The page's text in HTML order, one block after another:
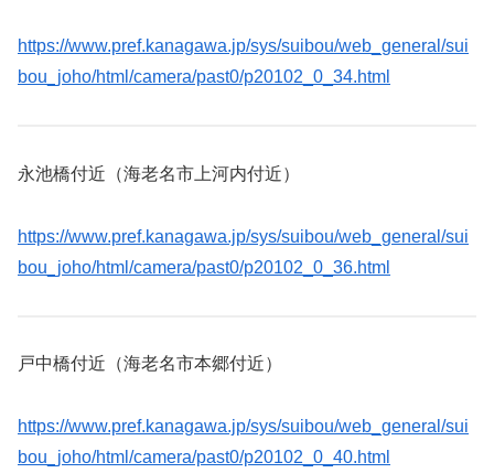
https://www.pref.kanagawa.jp/sys/suibou/web_general/sui
bou_joho/html/camera/past0/p20102_0_34.html
永池橋付近（海老名市上河内付近）
https://www.pref.kanagawa.jp/sys/suibou/web_general/sui
bou_joho/html/camera/past0/p20102_0_36.html
戸中橋付近（海老名市本郷付近）
https://www.pref.kanagawa.jp/sys/suibou/web_general/sui
bou_joho/html/camera/past0/p20102_0_40.html